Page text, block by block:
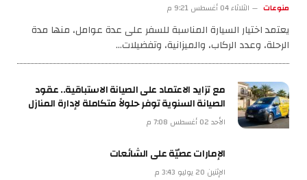
منوعات الثلاثاء 04 أغسطس 9:21 م
يعتمد اختيار السيارة المناسبة للسفر على عدة عوامل، منها مدة
الرحلة، وعدد الركاب، والميزانية، وتفضيلات…
مع تزايد الاعتماد على الصيانة الاستباقية.. عقود
الصيانة السنوية توفر حلولاً متكاملة لإدارة المنازل
الأحد 02 أغسطس 7:08 م
الإمارات عصيّة على الشائعات
الإثنين 20 يوليو 3:43 م